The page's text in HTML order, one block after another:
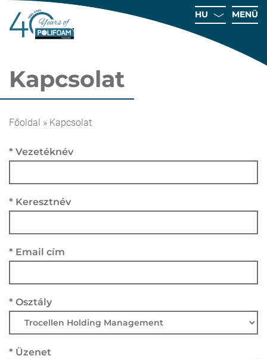
HU MENÜ
Kapcsolat
Főoldal » Kapcsolat
* Vezetéknév
* Keresztnév
* Email cím
* Osztály
* Üzenet